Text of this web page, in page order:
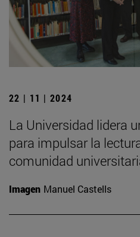
22 | 11 | 2024
La Universidad lidera
para impulsar la
comunidad
Imagen Manuel Castells